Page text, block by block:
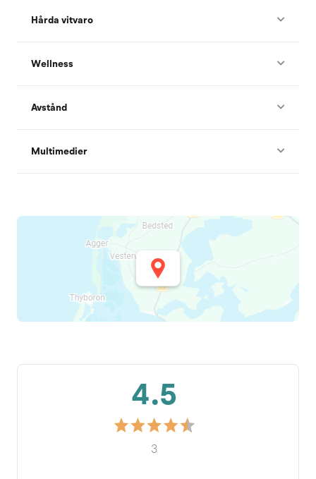
Hårda vitvaro
Wellness
Avstånd
Multimedier
4.5
3